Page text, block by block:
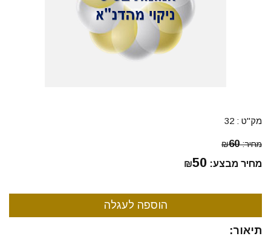
מק"ט : 32
מחיר: ₪60
מחיר מבצע: ₪50
תיאור: